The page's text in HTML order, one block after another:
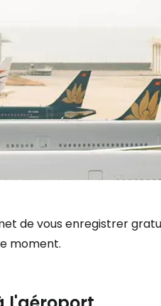
de vous enregistrer
moment.